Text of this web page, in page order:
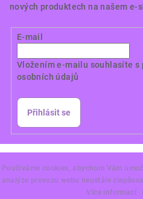
Používáme cookies, abychom Vám
analýze provozu webu neustále
Více informací
nových produktech na našem e-
E-mail
Vložením e-mailu souhlasíte s
osobních údajů
Přihlásit se
Vytvořil